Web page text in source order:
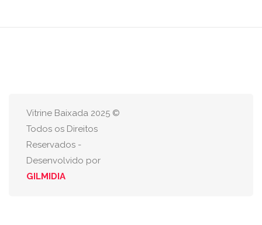
Vitrine Baixada 2025 ©
Todos os Direitos
Reservados -
Desenvolvido por
GILMIDIA